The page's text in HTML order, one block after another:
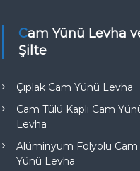
Cam Yünü Levha ve
Şilte
Çıplak Cam Yünü Levha
Cam Tülü Kaplı Cam
Levha
Alüminyum Folyolu Cam
Yünü Levha